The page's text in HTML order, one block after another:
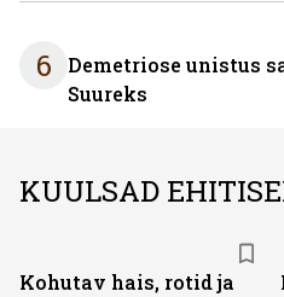
6
Demetriose unistus
Suureks
KUULSAD
Kohutav hais, rotid ja